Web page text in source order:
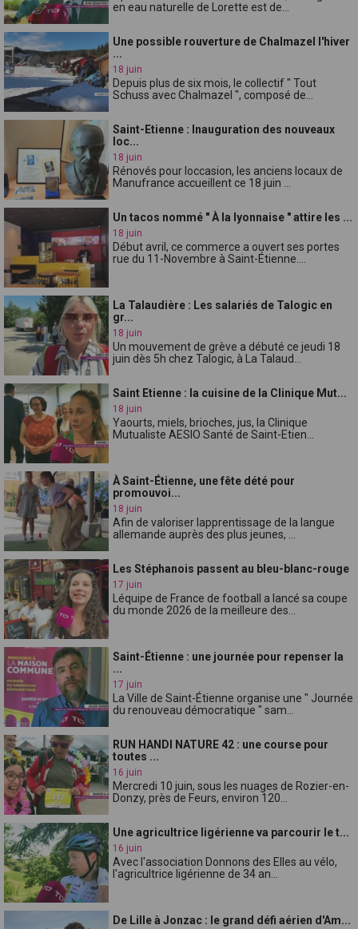
en eau naturelle de Lorette est de...
Une possible rouverture de Chalmazel l'hiver
...
18 juin
Depuis plus de six mois, le collectif " Tout
Schuss avec Chalmazel ", composé de...
Saint-Etienne : Inauguration des nouveaux
loc...
18 juin
Rénovés pour loccasion, les anciens locaux de
Manufrance accueillent ce 18 juin ...
Un tacos nommé " À la lyonnaise " attire les ...
18 juin
Début avril, ce commerce a ouvert ses portes
rue du 11-Novembre à Saint-Étienne....
La Talaudière : Les salariés de Talogic en
gr...
18 juin
Un mouvement de grève a débuté ce jeudi 18
juin dès 5h chez Talogic, à La Talaud...
Saint Etienne : la cuisine de la Clinique Mut...
18 juin
Yaourts, miels, brioches, jus, la Clinique
Mutualiste AESIO Santé de Saint-Etien...
À Saint-Étienne, une fête dété pour
promouvoi...
18 juin
Afin de valoriser lapprentissage de la langue
allemande auprès des plus jeunes, ...
Les Stéphanois passent au bleu-blanc-rouge
17 juin
Léquipe de France de football a lancé sa coupe
du monde 2026 de la meilleure des...
Saint-Étienne : une journée pour repenser la
...
17 juin
La Ville de Saint-Étienne organise une " Journée
du renouveau démocratique " sam...
RUN HANDI NATURE 42 : une course pour
toutes ...
16 juin
Mercredi 10 juin, sous les nuages de Rozier-en-
Donzy, près de Feurs, environ 120...
Une agricultrice ligérienne va parcourir le t...
16 juin
Avec l'association Donnons des Elles au vélo,
l'agricultrice ligérienne de 34 an...
De Lille à Jonzac : le grand défi aérien d'Am...